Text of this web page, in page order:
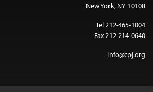
New York, NY 10108
Tel 212-465-1004
Fax 212-214-0640
info@cpj.org